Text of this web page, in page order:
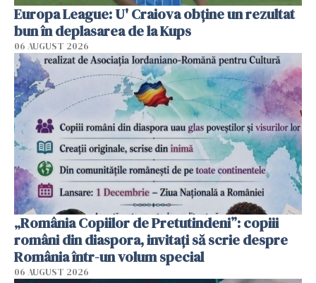
Europa League: U' Craiova obține un rezultat
bun în deplasarea de la Kups
06 AUGUST 2026
„România Copiilor de Pretutindeni”: copiii
români din diaspora, invitați să scrie despre
România într-un volum special
06 AUGUST 2026